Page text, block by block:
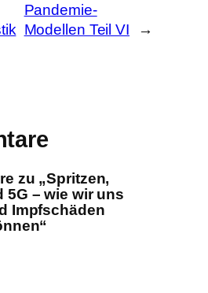
Pandemie-
Modellen Teil VI
→
zu „Spritzen,
5G – wie wir uns
Impfschäden